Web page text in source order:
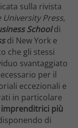
sulla rivista
Press,
Schooldi
di New York e
che gli stessi
svantaggiato
per il
eccezionali e
in particolare
imprenditrici più
di